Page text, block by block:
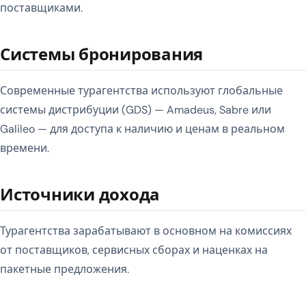
поставщиками.
Системы бронирования
Современные турагентства используют глобальные
системы дистрибуции (GDS) — Amadeus, Sabre или
Galileo — для доступа к наличию и ценам в реальном
времени.
Источники дохода
Турагентства зарабатывают в основном на комиссиях
от поставщиков, сервисных сборах и наценках на
пакетные предложения.